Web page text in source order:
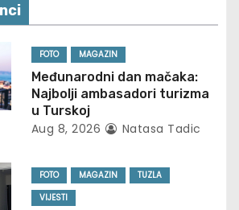
FOTO MAGAZIN
Međunarodni dan mačaka:
Najbolji ambasadori turizma
u Turskoj
Aug 8, 2026 Natasa Tadic
FOTO MAGAZIN
TUZLA
VIJESTI